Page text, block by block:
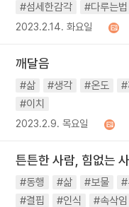
#섬세한감각
#다루는법
2023.2.14. 화요일
깨달음
#삶 #생각 #온도 #
#이치
2023.2.9. 목요일
튼튼한 사람, 힘없는
#동행 #삶 #보물 #
#결핍
#인식 #속삭임